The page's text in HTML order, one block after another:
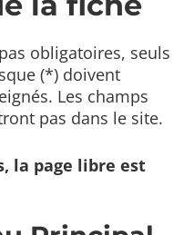
obligatoires, seuls
(*) doivent
Les champs
pas dans le site.
la page libre est